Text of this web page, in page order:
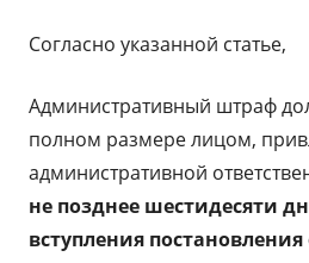
Согласно указанной статье,
Административный штраф
полном размере лицом,
административной
не позднее шестидесяти
вступления